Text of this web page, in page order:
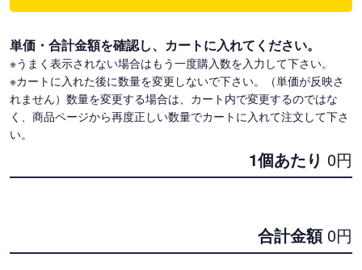
単価・合計金額を確認し、カートに入れてください。
※うまく表示されない場合はもう一度購入数を入力して下さい。
※カートに入れた後に数量を変更しないで下さい。（単価が反映さ
れません）数量を変更する場合は、カート内で変更するのではな
く、商品ページから再度正しい数量でカートに入れて注文して下さ
い。
1個あたり 0円
合計金額 0円